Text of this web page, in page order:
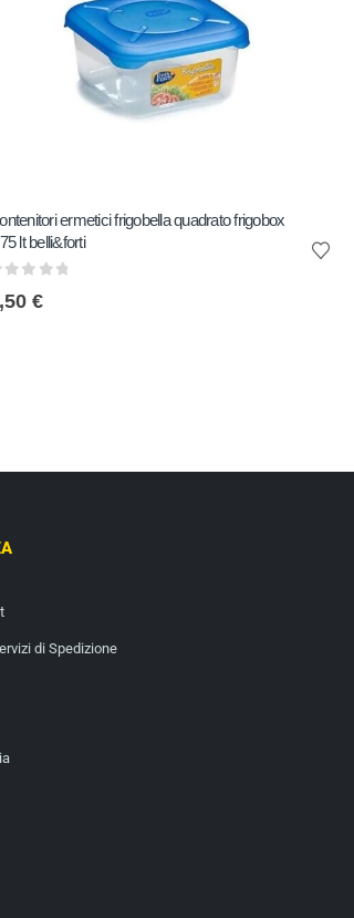
ermetici frigobella quadrato frigobox
lt belli&forti
€
di Spedizione